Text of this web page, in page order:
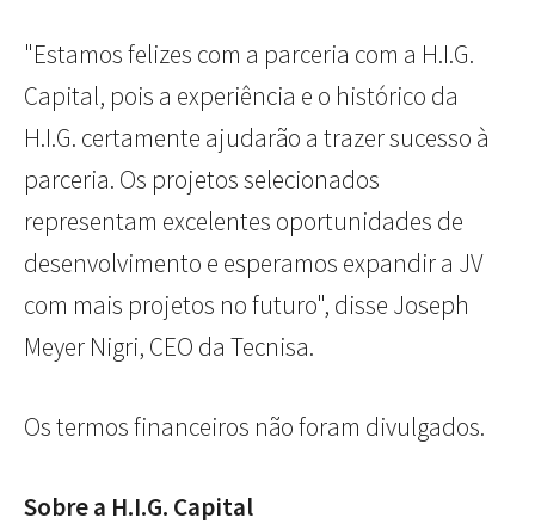
"Estamos felizes com a parceria com a H.I.G.
Capital, pois a experiência e o histórico da
H.I.G. certamente ajudarão a trazer sucesso à
parceria. Os projetos selecionados
representam excelentes oportunidades de
desenvolvimento e esperamos expandir a JV
com mais projetos no futuro", disse Joseph
Meyer Nigri, CEO da Tecnisa.
Os termos financeiros não foram divulgados.
Sobre a H.I.G. Capital